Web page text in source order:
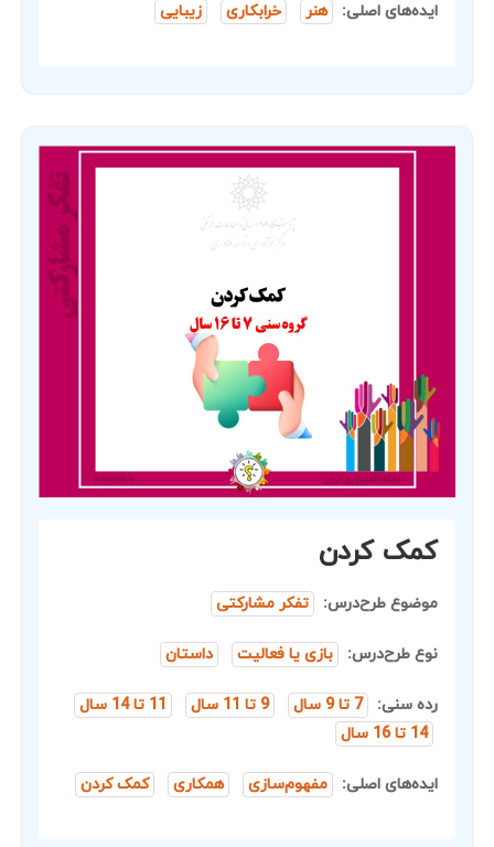
ایده‌های اصلی: هنر خرابکاری زیبایی
کمک کردن
موضوع طرح‌درس: تفکر مشارکتی
نوع طرح‌درس: بازی یا فعالیت داستان
رده سنی: 7 تا 9 سال 9 تا 11 سال
11 تا 14 سال
14 تا 16 سال
ایده‌های اصلی: مفهوم‌سازی همکاری کمک کردن